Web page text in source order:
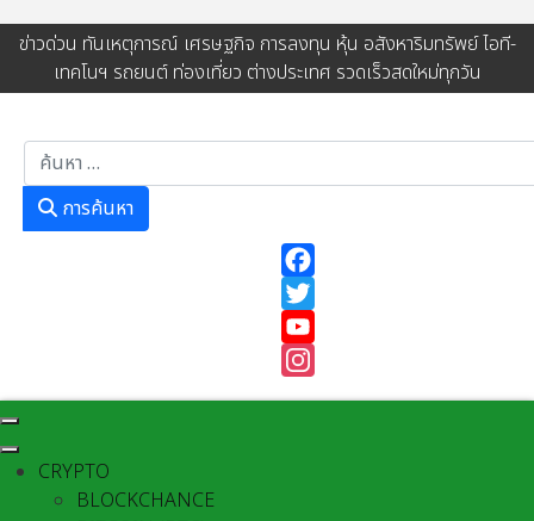
ข่าวด่วน ทันเหตุการณ์ เศรษฐกิจ การลงทุน หุ้น อสังหาริมทรัพย์ ไอที-
เทคโนฯ รถยนต์ ท่องเที่ยว ต่างประเทศ รวดเร็วสดใหม่ทุกวัน
การค้นหา
Instagram
CRYPTO
BLOCKCHANCE